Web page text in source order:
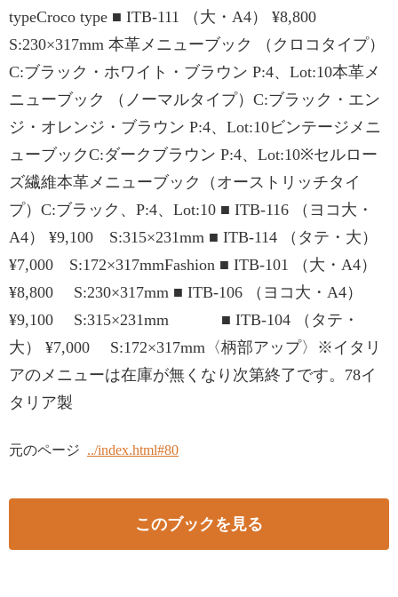
typeCroco type ■ ITB-111 （大・A4） ¥8,800
S:230×317mm 本革メニューブック （クロコタイプ）
C:ブラック・ホワイト・ブラウン P:4、Lot:10本革メ
ニューブック （ノーマルタイプ）C:ブラック・エン
ジ・オレンジ・ブラウン P:4、Lot:10ビンテージメニ
ューブックC:ダークブラウン P:4、Lot:10※セルロー
ズ繊維本革メニューブック（オーストリッチタイ
プ）C:ブラック、P:4、Lot:10 ■ ITB-116 （ヨコ大・
A4） ¥9,100 S:315×231mm ■ ITB-114 （タテ・大）
¥7,000 S:172×317mmFashion ■ ITB-101 （大・A4）
¥8,800 S:230×317mm ■ ITB-106 （ヨコ大・A4）
¥9,100 S:315×231mm ■ ITB-104 （タテ・
大） ¥7,000 S:172×317mm〈柄部アップ〉※イタリ
アのメニューは在庫が無くなり次第終了です。78イ
タリア製
元のページ ../index.html#80
このブックを見る